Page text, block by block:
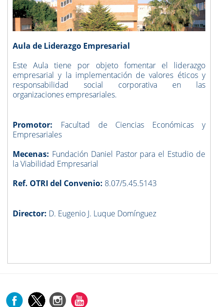
Aula de Liderazgo Empresarial
Este Aula tiene por objeto fomentar el liderazgo
empresarial y la implementación de valores éticos y
responsabilidad social corporativa en las
organizaciones empresariales.
Promotor: Facultad de Ciencias Económicas y
Empresariales
Mecenas: Fundación Daniel Pastor para el Estudio de
la Viabilidad Empresarial
Ref. OTRI del Convenio: 8.07/5.45.5143
Director: D. Eugenio J. Luque Domínguez